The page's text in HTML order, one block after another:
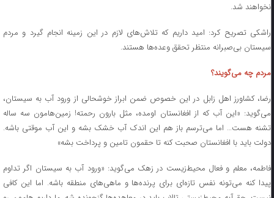
نخواهند شد.
راشکی تصریح کرد: امید داریم که تلاش‌های لازم در این زمینه انجام گیرد و مردم
سیستان بی‌صبرانه منتظر تحقق وعده‌ها هستند.
مردم چه می‌گویند؟
رضا، کشاورز اهل زابل در این خصوص ضمن ابراز خوشحالی از ورود آب به سیستان،
می‌گوید: «این آب که از افغانستان اومده، مثل بارون رحمته! زمین‌هامون سه ساله
تشنه هست… اما می‌ترسم باز هم این اندک آب خشک بشه و این آب موقتی باشه.
دولت باید با افغانستان صحبت کنه تا حقمون تامین و پرداخت بشه»
فاطمه، معلم و فعال محیط‌زیست در زهک می‌گوید: «ورود آب به سیستان اگر تداوم
پیدا کنه می‌تونه نفس تازه‌ای برای پرنده‌ها و ماهی‌های منطقه باشه. اما این کافی